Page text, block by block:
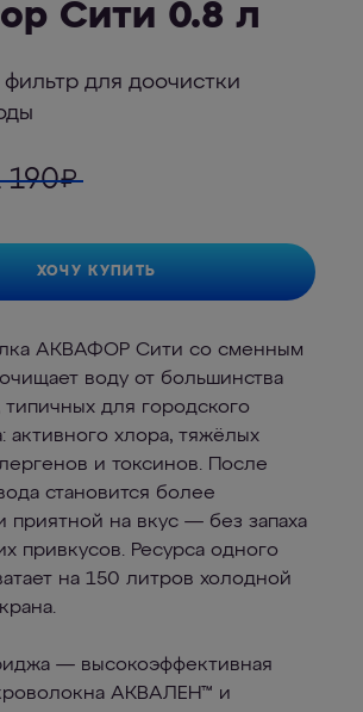
Сити 0.8 л
для доочистки
190₽
ХОЧУ КУПИТЬ
АКВАФОР Сити со сменным
воду от большинства
типичных для городского
активного хлора, тяжёлых
и токсинов. После
становится более
приятной на вкус — без запаха
привкусов. Ресурса одного
на 150 литров холодной
— высокоэффективная
АКВАЛЕН™ и